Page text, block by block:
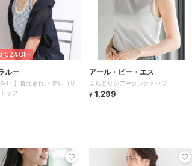
52%OFF
ルー
S-LL】首元きれい テレコリ
ップ
アール・ピー・エス
ふちどりシアータンクトップ
¥ 1,299